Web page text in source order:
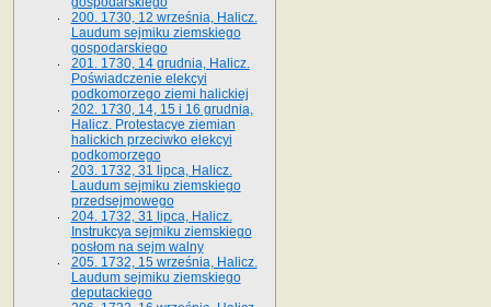
200. 1730, 12 września, Halicz.
Laudum sejmiku ziemskiego
gospodarskiego
201. 1730, 14 grudnia, Halicz.
Poświadczenie elekcyi
podkomorzego ziemi halickiej
202. 1730, 14, 15 i 16 grudnia,
Halicz. Protestacye ziemian
halickich przeciwko elekcyi
podkomorzego
203. 1732, 31 lipca, Halicz.
Laudum sejmiku ziemskiego
przedsejmowego
204. 1732, 31 lipca, Halicz.
Instrukcya sejmiku ziemskiego
posłom na sejm walny
205. 1732, 15 września, Halicz.
Laudum sejmiku ziemskiego
deputackiego